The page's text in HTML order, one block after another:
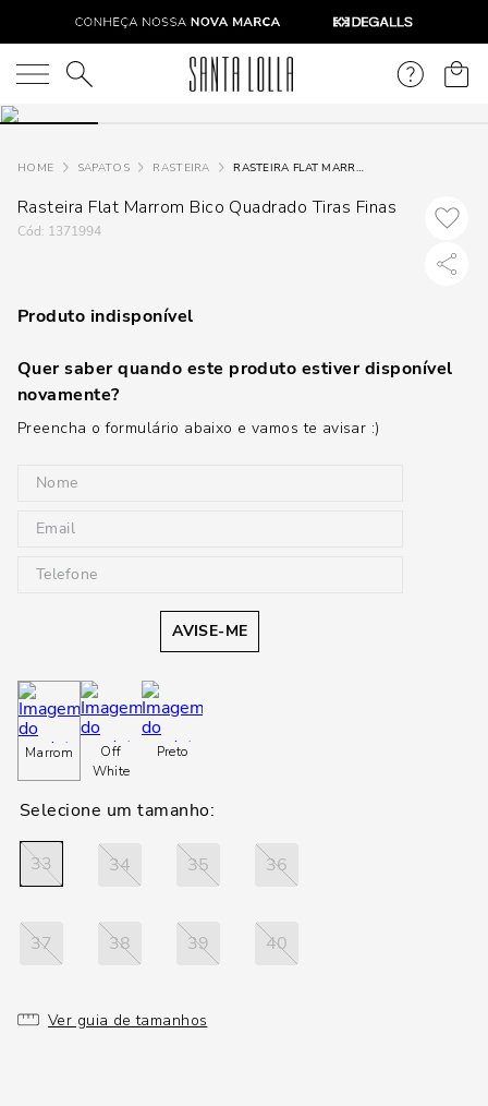
O que você está procurando?
SAPATOS RASTEIRA RASTEIRA FLAT MARROM BICO QUADRADO TIRAS FINAS
Rasteira Flat Marrom Bico Quadrado Tiras Finas
: 1371994
Produto indisponível
Quer saber quando este produto estiver disponível
novamente?
Preencha o formulário abaixo e vamos te avisar :)
AVISE-ME
Marrom
Off
White
Preto
33 34 35 36
37 38 39 40
Ver guia de tamanhos